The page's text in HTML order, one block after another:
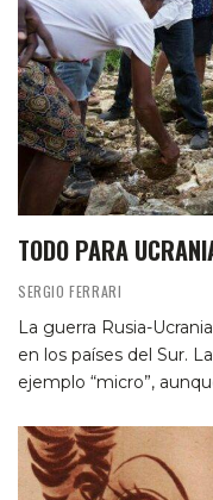
TODO PARA
SERGIO FERRARI
La guerra Rusia-
en los países del Sur.
ejemplo “micro”,